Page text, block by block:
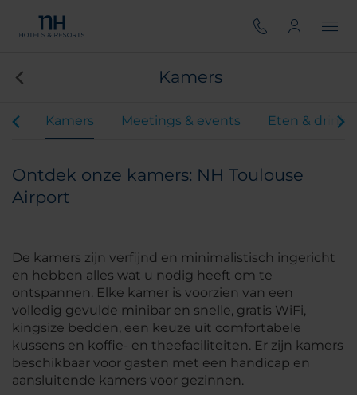
Kamers
Kamers Meetings & events Eten &
Ontdek onze kamers: NH Toulouse
Airport
De kamers zijn verfijnd en minimalistisch ingericht
en hebben alles wat u nodig heeft om te
ontspannen. Elke kamer is voorzien van een
volledig gevulde minibar en snelle, gratis WiFi,
kingsize bedden, een keuze uit comfortabele
kussens en koffie- en theefaciliteiten. Er zijn kamers
beschikbaar voor gasten met een handicap en
aansluitende kamers voor gezinnen.